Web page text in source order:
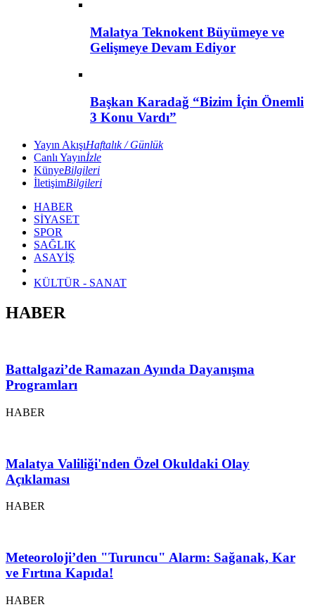
Malatya Teknokent Büyümeye ve
Gelişmeye Devam Ediyor
Başkan Karadağ “Bizim İçin Önemli
3 Konu Vardı”
Yayın AkışıHaftalık / Günlük
Canlı Yayınİzle
KünyeBilgileri
İletişimBilgileri
HABER
SİYASET
SPOR
SAĞLIK
ASAYİŞ
KÜLTÜR - SANAT
HABER
Battalgazi’de Ramazan Ayında Dayanışma
Programları
HABER
Malatya Valiliği'nden Özel Okuldaki Olay
Açıklaması
HABER
Meteoroloji’den "Turuncu" Alarm: Sağanak, Kar
ve Fırtına Kapıda!
HABER